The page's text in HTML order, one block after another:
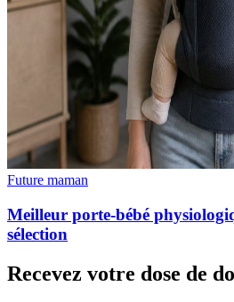
Future maman
Meilleur porte-bébé
sélection
Recevez votre dose de